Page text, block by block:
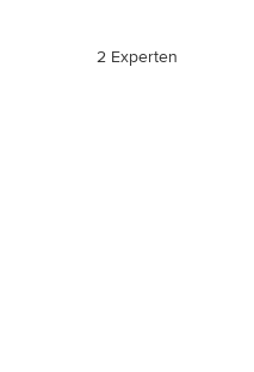
2 Experten